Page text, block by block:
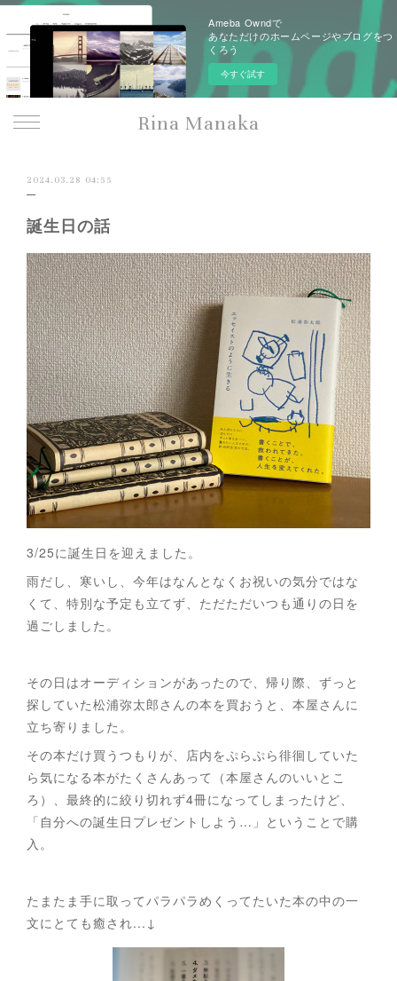
Ameba Owndで
あなただけのホームページやブログをつ
くろう
今すぐ試す
Rina Manaka
2024.03.28 04:55
誕生日の話
3/25に誕生日を迎えました。
雨だし、寒いし、今年はなんとなくお祝いの気分ではな
くて、特別な予定も立てず、ただただいつも通りの日を
過ごしました。
その日はオーディションがあったので、帰り際、ずっと
探していた松浦弥太郎さんの本を買おうと、本屋さんに
立ち寄りました。
その本だけ買うつもりが、店内をぷらぷら徘徊していた
ら気になる本がたくさんあって（本屋さんのいいとこ
ろ）、最終的に絞り切れず4冊になってしまったけど、
「自分への誕生日プレゼントしよう…」ということで購
入。
たまたま手に取ってパラパラめくってたいた本の中の一
文にとても癒され...↓